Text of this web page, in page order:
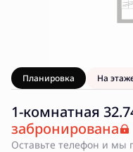
Планировка На
1-комнатная
забронирована
Оставьте телефон и мы